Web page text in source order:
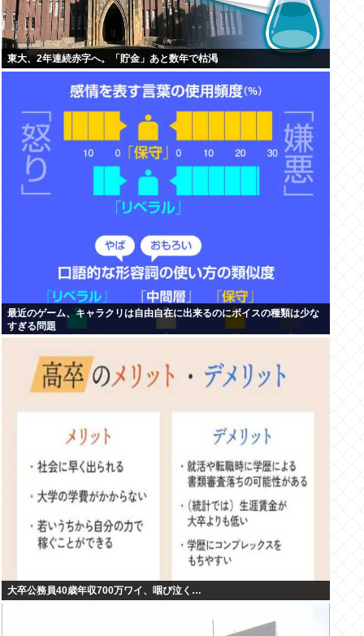
東大、2年連続赤字へ。「貯金」あと数年で枯渇
最近のゲーム、キャラクリは自由自在に出来るのにボイスの種類は少な
すぎる問題
大卒公務員40歳年収700万ワイ、咽び泣く…